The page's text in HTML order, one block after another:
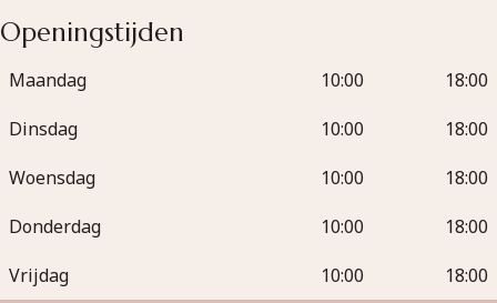
Openingstijden
Maandag 10:00
18:00
Dinsdag
10:00
18:00
Woensdag
10:00
18:00
Donderdag
10:00
18:00
Vrijdag
10:00
18:00